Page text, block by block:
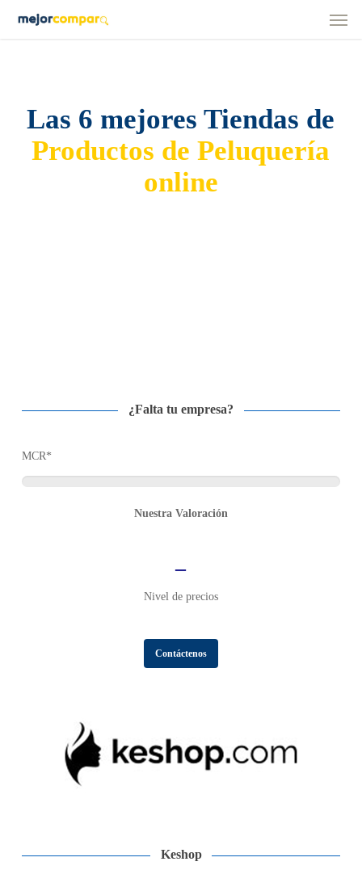
Menu
Las 6 mejores Tiendas de
Productos de Peluquería
online
¿Falta tu empresa?
MCR*
Nuestra Valoración
–
Nivel de precios
Contáctenos
Keshop